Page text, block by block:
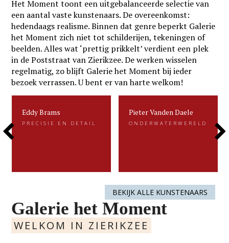
Het Moment toont een uitgebalanceerde selectie van
een aantal vaste kunstenaars. De overeenkomst:
hedendaags realisme. Binnen dat genre beperkt Galerie
het Moment zich niet tot schilderijen, tekeningen of
beelden. Alles wat ‘prettig prikkelt’ verdient een plek
in de Poststraat van Zierikzee. De werken wisselen
regelmatig, zo blijft Galerie het Moment bij ieder
bezoek verrassen. U bent er van harte welkom!
Eddy Brams
PRECISIE EN DETAIL
Pieter Vanden Daele
ONDERWATERWERELD
Pieter Vanden Daele
Next
BEKIJK ALLE KUNSTENAARS
Galerie het Moment
WELKOM IN ZIERIKZEE